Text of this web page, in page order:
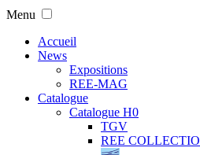
Menu
Accueil
News
Expositions
REE-MAG
Catalogue
Catalogue H0
TGV
REE